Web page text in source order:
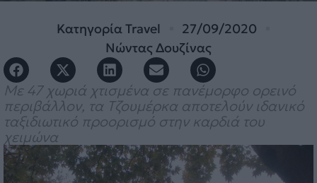
ΚατηγορίαTravel
27/09/2020
Νώντας Δουζίνας
Με 47 χωριά χτισμένα σε πανέμορφο ορεινό
περιβάλλον, τα Τζουμέρκα αποτελούν ιδανικό
ταξιδιωτικό προορισμό στην καρδιά του
χειμώνα